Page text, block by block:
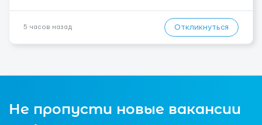
5 часов назад Откликнуться
Не пропусти новые вакансии